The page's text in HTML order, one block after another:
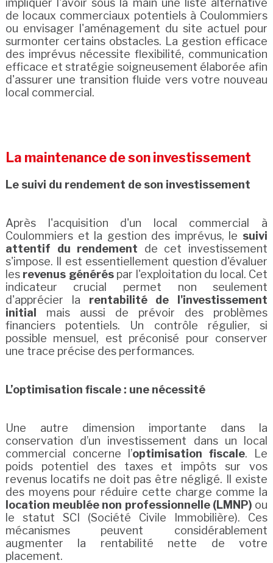
impliquer l'avoir sous la main une liste alternative
de locaux commerciaux potentiels à Coulommiers
ou envisager l'aménagement du site actuel pour
surmonter certains obstacles. La gestion efficace
des imprévus nécessite flexibilité, communication
efficace et stratégie soigneusement élaborée afin
d'assurer une transition fluide vers votre nouveau
local commercial.
La maintenance de son investissement
Le suivi du rendement de son investissement
Après l'acquisition d'un local commercial à
Coulommiers et la gestion des imprévus, le suivi
attentif du rendement de cet investissement
s'impose. Il est essentiellement question d'évaluer
les revenus généréspar l'exploitation du local. Cet
indicateur crucial permet non seulement
d'apprécier la rentabilité de l'investissement
initial
mais aussi de prévoir des problèmes
financiers potentiels. Un contrôle régulier, si
possible mensuel, est préconisé pour conserver
une trace précise des performances.
L’optimisation fiscale : une nécessité
Une autre dimension importante dans la
conservation d’un investissement dans un local
commercial concerne l’optimisation fiscale. Le
poids potentiel des taxes et impôts sur vos
revenus locatifs ne doit pas être négligé. Il existe
des moyens pour réduire cette charge comme la
location meublée non professionnelle (LMNP) ou
le statut SCI (Société Civile Immobilière). Ces
mécanismes peuvent considérablement
augmenter la rentabilité nette de votre
placement.